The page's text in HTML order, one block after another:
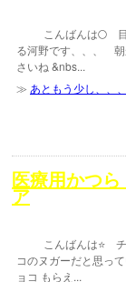
こんばんは🌕 目玉
る河野です、、、 朝
さいね &nbs...
≫ あともう少し、、
医療用かつ
ア
こんばんは⭐️ チョ
コのヌガーだと思っ
ョコ もらえ...